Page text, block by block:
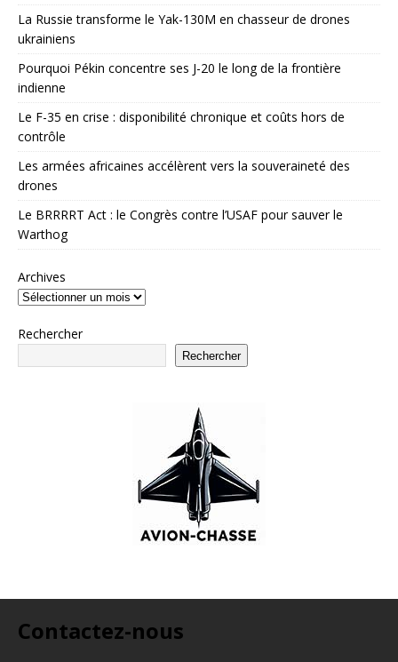
La Russie transforme le Yak-130M en chasseur de drones
ukrainiens
Pourquoi Pékin concentre ses J-20 le long de la frontière
indienne
Le F-35 en crise : disponibilité chronique et coûts hors de
contrôle
Les armées africaines accélèrent vers la souveraineté des
drones
Le BRRRRT Act : le Congrès contre l’USAF pour sauver le
Warthog
Archives
Rechercher
Rechercher
Contactez-nous